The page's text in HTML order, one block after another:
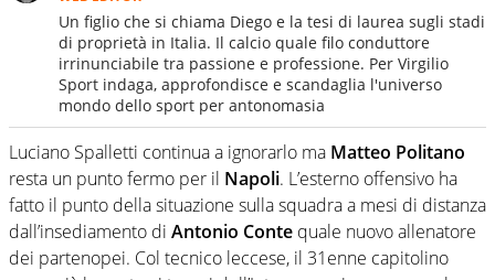
Un figlio che si chiama Diego e la tesi di laurea sugli stadi
di proprietà in Italia. Il calcio quale filo conduttore
irrinunciabile tra passione e professione. Per Virgilio
Sport indaga, approfondisce e scandaglia l'universo
mondo dello sport per antonomasia
Luciano Spalletti continua a ignorarlo ma Matteo Politano
resta un punto fermo per il Napoli. L’esterno offensivo ha
fatto il punto della situazione sulla squadra a mesi di distanza
dall’insediamento di Antonio Conte quale nuovo allenatore
dei partenopei. Col tecnico leccese, il 31enne capitolino